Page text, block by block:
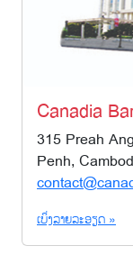
Canadia
315 Preah
Penh,
ເບິ່ງລາຍລະອຽດ »